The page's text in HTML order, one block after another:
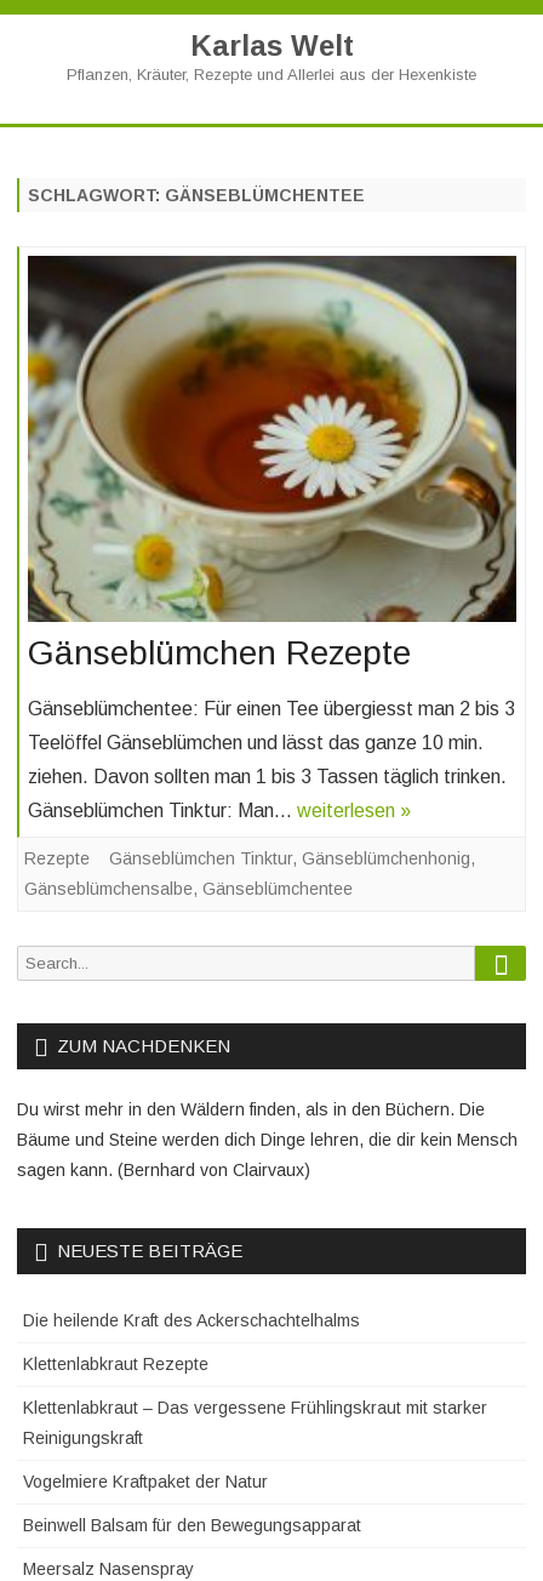
Karlas Welt
Pflanzen, Kräuter, Rezepte und Allerlei aus der Hexenkiste
SCHLAGWORT: GÄNSEBLÜMCHENTEE
Gänseblümchen Rezepte
Gänseblümchentee: Für einen Tee übergiesst man 2 bis 3
Teelöffel Gänseblümchen und lässt das ganze 10 min.
ziehen. Davon sollten man 1 bis 3 Tassen täglich trinken.
Gänseblümchen Tinktur: Man… weiterlesen »
Rezepte Gänseblümchen Tinktur, Gänseblümchenhonig,
Gänseblümchensalbe, Gänseblümchentee
Search
ZUM NACHDENKEN
Du wirst mehr in den Wäldern finden, als in den Büchern. Die
Bäume und Steine werden dich Dinge lehren, die dir kein Mensch
sagen kann. (Bernhard von Clairvaux)
NEUESTE BEITRÄGE
Die heilende Kraft des Ackerschachtelhalms
Klettenlabkraut Rezepte
Klettenlabkraut – Das vergessene Frühlingskraut mit starker
Reinigungskraft
Vogelmiere Kraftpaket der Natur
Beinwell Balsam für den Bewegungsapparat
Meersalz Nasenspray